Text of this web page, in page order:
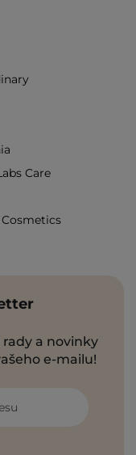
Care
Cosmetics
a novinky
e-mailu!